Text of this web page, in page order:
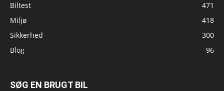
Biltest
471
Miljø
418
Sikkerhed
300
Blog
96
SØG EN BRUGT BIL